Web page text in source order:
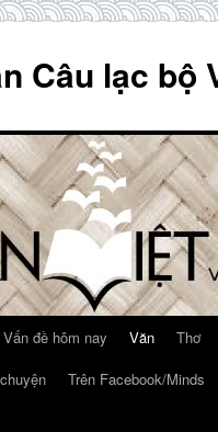
Câu lạc bộ
Vấn đề hôm nay Văn Thơ
Trên Facebook/Minds